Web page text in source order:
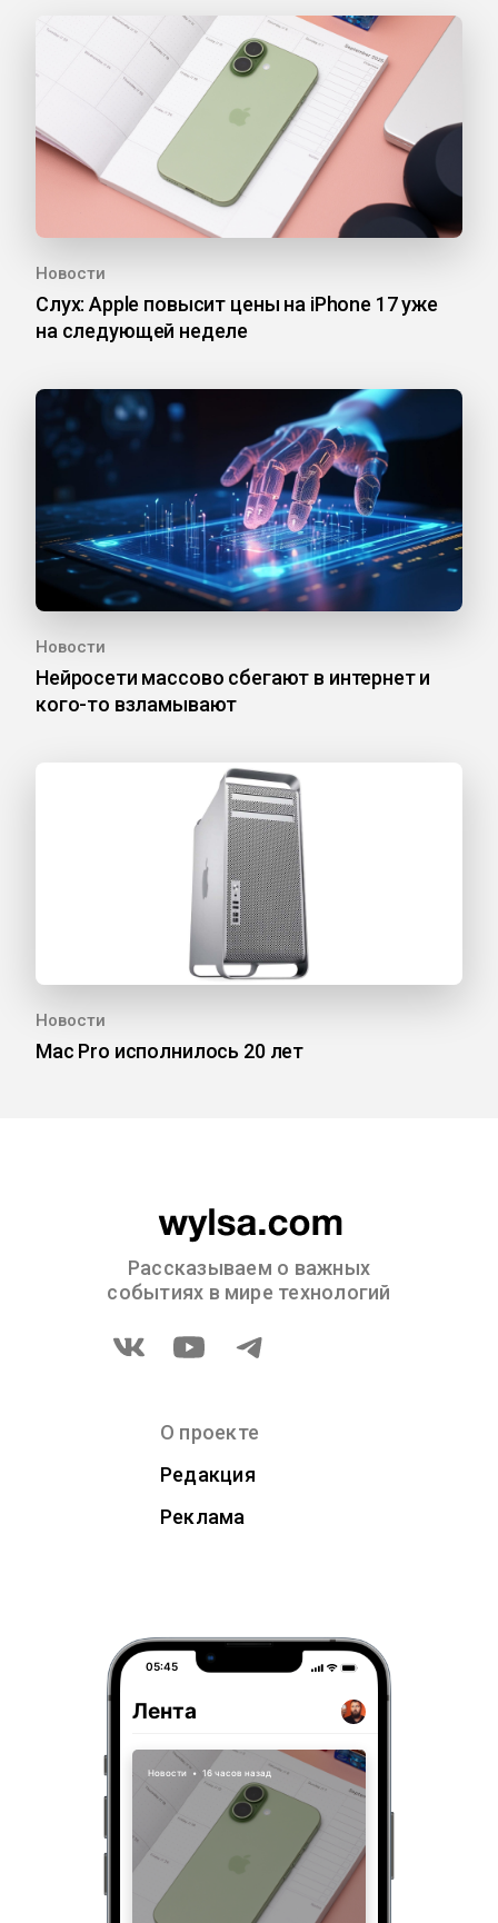
Новости
Слух: Apple повысит цены на iPhone 17 уже
на следующей неделе
Новости
Нейросети массово сбегают в интернет и
кого-то взламывают
Новости
Mac Pro исполнилось 20 лет
Рассказываем о важных
событиях в мире технологий
О проекте
Редакция
Реклама
05:45
Лента
Новости • 16 часов назад